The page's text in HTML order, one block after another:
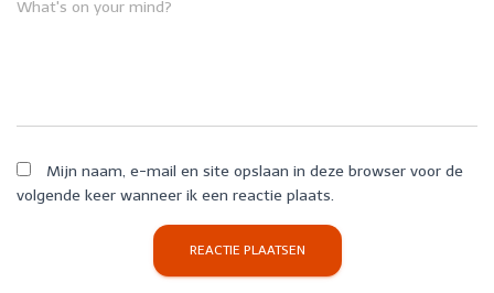
What's on your mind?
Mijn naam, e-mail en site opslaan in deze browser voor de
volgende keer wanneer ik een reactie plaats.